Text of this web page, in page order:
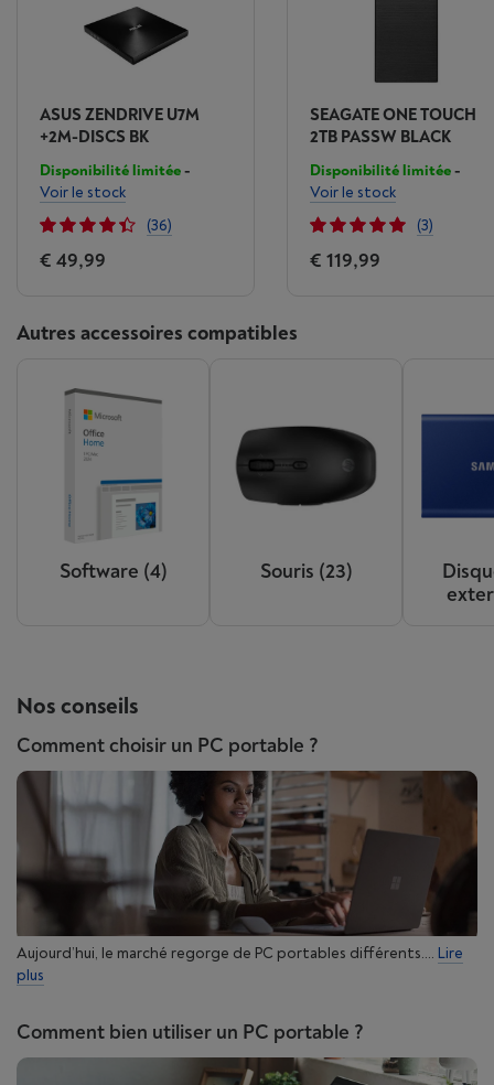
ASUS ZENDRIVE U7M
+2M-DISCS BK
Disponibilité limitée-
Voir le stock
(36)
€ 49,99
SEAGATE ONE TOUCH
2TB PASSW BLACK
Disponibilité limitée-
Voir le stock
(3)
€ 119,99
Autres accessoires compatibles
Software (4) Souris (23)
Nos conseils
Comment choisir un PC portable ?
Aujourd’hui, le marché regorge de PC portables différents.... Lire
plus
Comment bien utiliser un PC portable ?